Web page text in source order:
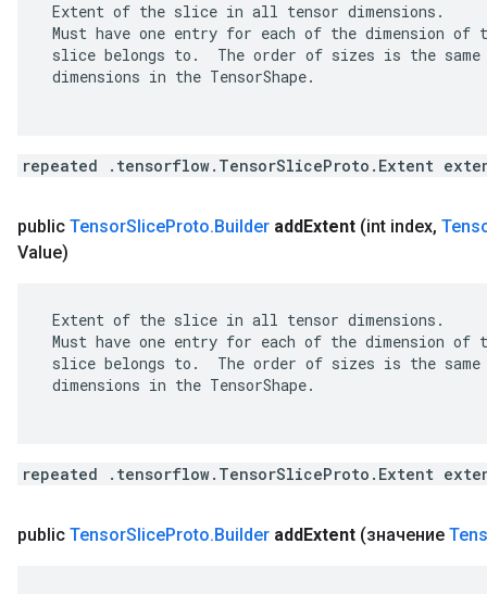
Extent of the slice in all tensor dimensions.
Must have one entry for each of the dimension
slice belongs to.  The order of sizes is the
dimensions in the TensorShape.
repeated .tensorflow.TensorSliceProto.Extent
public TensorSliceProto.Builder addExtent (int index,
Value)
Extent of the slice in all tensor dimensions.
Must have one entry for each of the dimension
slice belongs to.  The order of sizes is the
dimensions in the TensorShape.
repeated .tensorflow.TensorSliceProto.Extent
public TensorSliceProto.Builder addExtent (значение